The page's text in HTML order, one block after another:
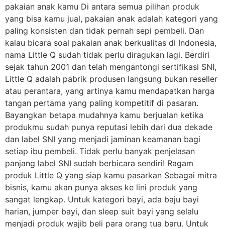
pakaian anak kamu Di antara semua pilihan produk
yang bisa kamu jual, pakaian anak adalah kategori yang
paling konsisten dan tidak pernah sepi pembeli. Dan
kalau bicara soal pakaian anak berkualitas di Indonesia,
nama Little Q sudah tidak perlu diragukan lagi. Berdiri
sejak tahun 2001 dan telah mengantongi sertifikasi SNI,
Little Q adalah pabrik produsen langsung bukan reseller
atau perantara, yang artinya kamu mendapatkan harga
tangan pertama yang paling kompetitif di pasaran.
Bayangkan betapa mudahnya kamu berjualan ketika
produkmu sudah punya reputasi lebih dari dua dekade
dan label SNI yang menjadi jaminan keamanan bagi
setiap ibu pembeli. Tidak perlu banyak penjelasan
panjang label SNI sudah berbicara sendiri! Ragam
produk Little Q yang siap kamu pasarkan Sebagai mitra
bisnis, kamu akan punya akses ke lini produk yang
sangat lengkap. Untuk kategori bayi, ada baju bayi
harian, jumper bayi, dan sleep suit bayi yang selalu
menjadi produk wajib beli para orang tua baru. Untuk